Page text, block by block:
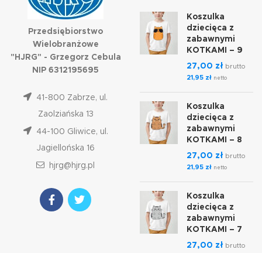
Przedsiębiorstwo
Wielobranżowe
"HJRG" - Grzegorz Cebula
NIP 6312195695
41-800 Zabrze, ul.
Zaolziańska 13
44-100 Gliwice, ul.
Jagiellońska 16
hjrg@hjrg.pl
Koszulka
dziecięca z
zabawnymi
KOTKAMI – 9
27,00 zł brutto
21,95 zł netto
Koszulka
dziecięca z
zabawnymi
KOTKAMI – 8
27,00 zł brutto
21,95 zł netto
Koszulka
dziecięca z
zabawnymi
KOTKAMI – 7
27,00 zł brutto